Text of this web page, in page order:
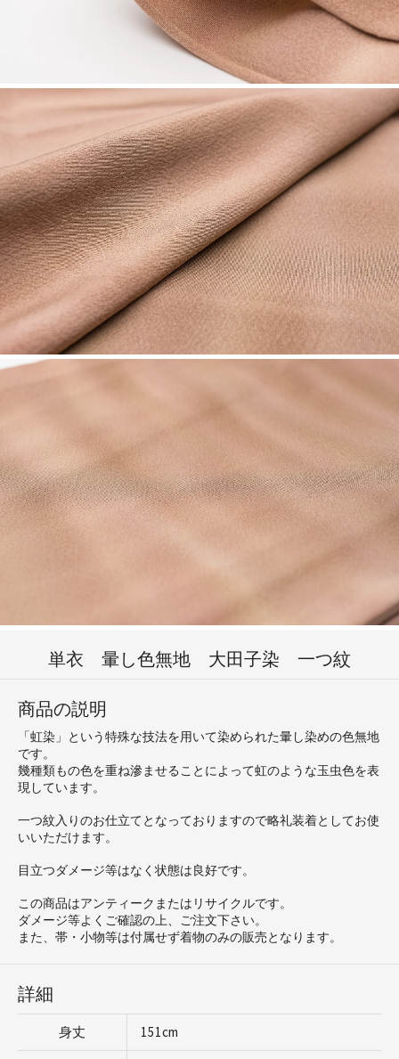
単衣 暈し色無地 大田子染 一つ紋
商品の説明
「虹染」という特殊な技法を用いて染められた暈し染めの色無地
です。
幾種類もの色を重ね滲ませることによって虹のような玉虫色を表
現しています。
一つ紋入りのお仕立てとなっておりますので略礼装着としてお使
いいただけます。
目立つダメージ等はなく状態は良好です。
この商品はアンティークまたはリサイクルです。
ダメージ等よくご確認の上、ご注文下さい。
また、帯・小物等は付属せず着物のみの販売となります。
詳細
身丈 151cm